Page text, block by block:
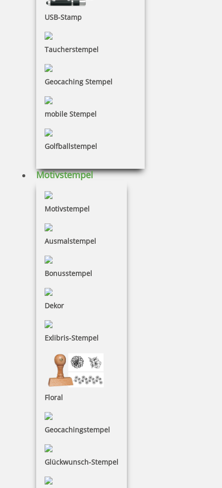
USB-Stamp
Taucherstempel
Geocaching Stempel
mobile Stempel
Golfballstempel
Motivstempel
Motivstempel
Ausmalstempel
Bonusstempel
Dekor
Exlibris-Stempel
Floral
Geocachingstempel
Glückwunsch-Stempel